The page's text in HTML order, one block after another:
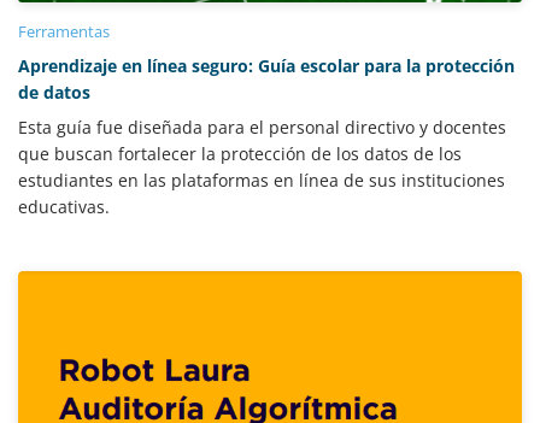
Ferramentas
Aprendizaje en línea seguro: Guía escolar para la protección
de datos
Esta guía fue diseñada para el personal directivo y docentes
que buscan fortalecer la protección de los datos de los
estudiantes en las plataformas en línea de sus instituciones
educativas.